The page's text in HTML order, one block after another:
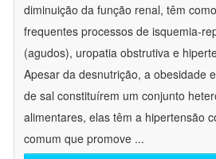
diminuição da função renal, têm
frequentes processos de isquemia-
(agudos), uropatia obstrutiva e
Apesar da desnutrição, a obesidade
de sal constituírem um conjunto
alimentares, elas têm a hipertensão
comum que promove ...